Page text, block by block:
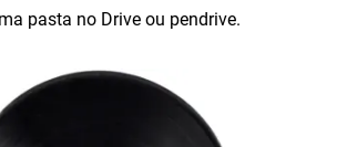
pasta no Drive ou pendrive.